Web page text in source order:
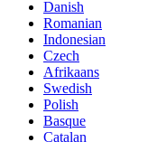
Danish
Romanian
Indonesian
Czech
Afrikaans
Swedish
Polish
Basque
Catalan